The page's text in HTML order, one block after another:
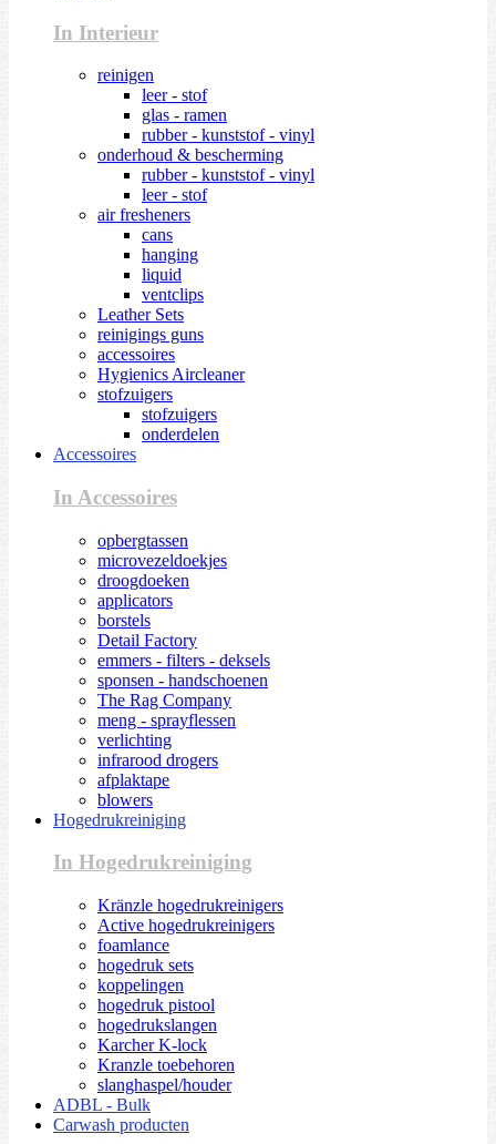
In Interieur
reinigen
leer - stof
glas - ramen
rubber - kunststof - vinyl
onderhoud & bescherming
rubber - kunststof - vinyl
leer - stof
air fresheners
cans
hanging
liquid
ventclips
Leather Sets
reinigings guns
accessoires
Hygienics Aircleaner
stofzuigers
stofzuigers
onderdelen
Accessoires
In Accessoires
opbergtassen
microvezeldoekjes
droogdoeken
applicators
borstels
Detail Factory
emmers - filters - deksels
sponsen - handschoenen
The Rag Company
meng - sprayflessen
verlichting
infrarood drogers
afplaktape
blowers
Hogedrukreiniging
In Hogedrukreiniging
Kränzle hogedrukreinigers
Active hogedrukreinigers
foamlance
hogedruk sets
koppelingen
hogedruk pistool
hogedrukslangen
Karcher K-lock
Kranzle toebehoren
slanghaspel/houder
ADBL - Bulk
Carwash producten